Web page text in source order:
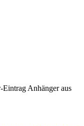
Anhänger aus